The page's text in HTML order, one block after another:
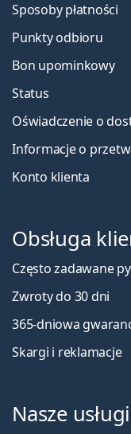
Sposoby płatności
Punkty odbioru
Bon upominkowy
Status
Oświadczenie o
Informacje o
Konto klienta
Obsługa
Często zadawane
Zwroty do 30 dni
365-dniowa
Skargi i reklamacje
Nasze usługi